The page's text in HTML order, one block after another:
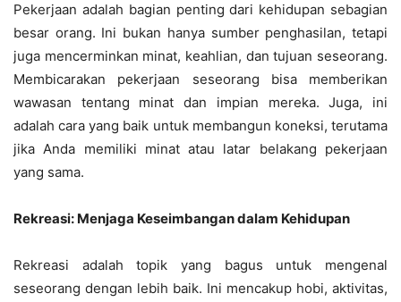
Pekerjaan adalah bagian penting dari kehidupan sebagian
besar orang. Ini bukan hanya sumber penghasilan, tetapi
juga mencerminkan minat, keahlian, dan tujuan seseorang.
Membicarakan pekerjaan seseorang bisa memberikan
wawasan tentang minat dan impian mereka. Juga, ini
adalah cara yang baik untuk membangun koneksi, terutama
jika Anda memiliki minat atau latar belakang pekerjaan
yang sama.
Rekreasi: Menjaga Keseimbangan dalam Kehidupan
Rekreasi adalah topik yang bagus untuk mengenal
seseorang dengan lebih baik. Ini mencakup hobi, aktivitas,